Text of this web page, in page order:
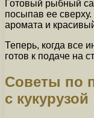
Готовый рыбный
посыпав ее
аромата и
Теперь, когда все
готов к подаче на
Советы по
с кукурузой